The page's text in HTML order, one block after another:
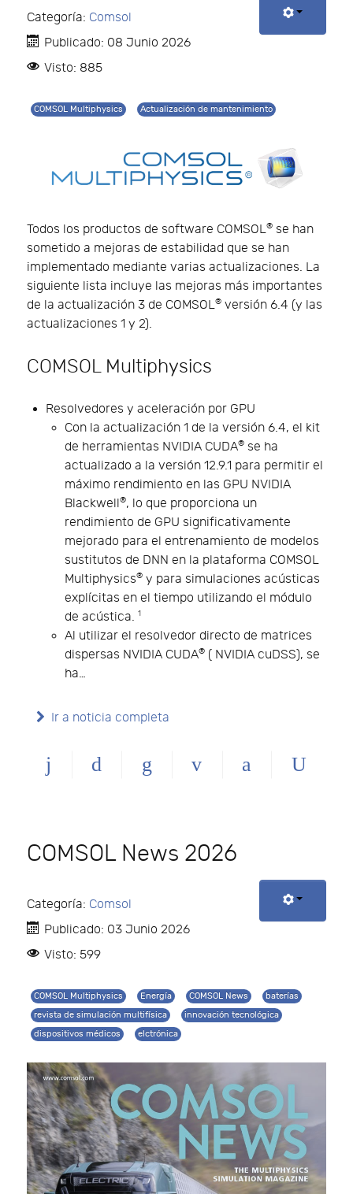
Categoría: Comsol
Publicado: 08 Junio 2026
Visto: 885
COMSOL Multiphysics Actualización de mantenimiento
Todos los productos de software COMSOL® se han
sometido a mejoras de estabilidad que se han
implementado mediante varias actualizaciones. La
siguiente lista incluye las mejoras más importantes
de la actualización 3 de COMSOL® versión 6.4 (y las
actualizaciones 1 y 2).
COMSOL Multiphysics
Resolvedores y aceleración por GPU
Con la actualización 1 de la versión 6.4, el kit
de herramientas NVIDIA CUDA® se ha
actualizado a la versión 12.9.1 para permitir el
máximo rendimiento en las GPU NVIDIA
Blackwell®, lo que proporciona un
rendimiento de GPU significativamente
mejorado para el entrenamiento de modelos
sustitutos de DNN en la plataforma COMSOL
Multiphysics® y para simulaciones acústicas
explícitas en el tiempo utilizando el módulo
de acústica. 1
Al utilizar el resolvedor directo de matrices
dispersas NVIDIA CUDA® ( NVIDIA cuDSS), se
ha…
Ir a noticia completa
COMSOL News 2026
Categoría: Comsol
Publicado: 03 Junio 2026
Visto: 599
COMSOL Multiphysics Energía COMSOL News
baterías
revista de simulación multifísica
innovación tecnológica
dispositivos médicos
elctrónica